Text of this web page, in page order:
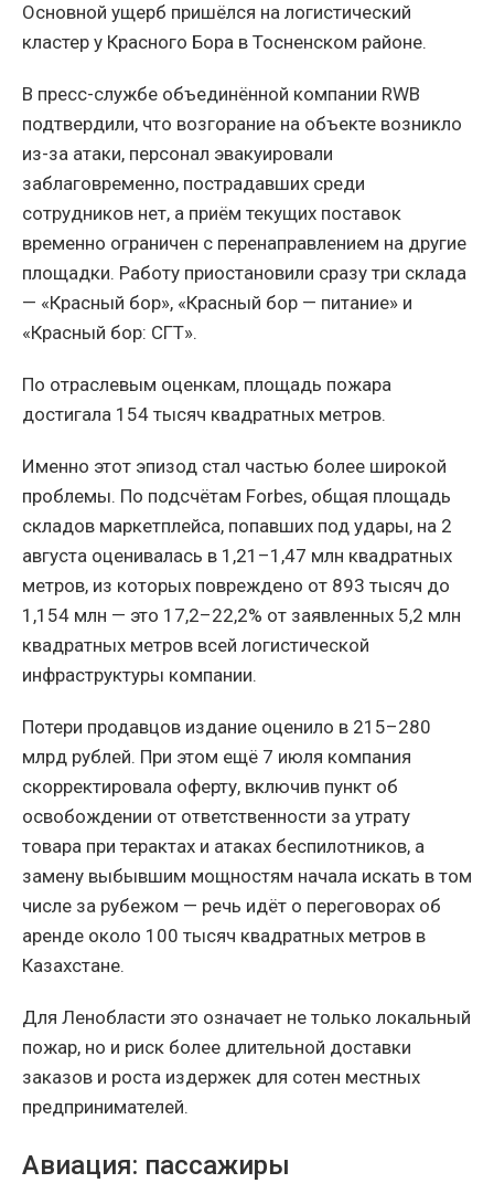
Основной ущерб пришёлся на логистический
кластер у Красного Бора в Тосненском районе.
В пресс-службе объединённой компании RWB
подтвердили, что возгорание на объекте возникло
из-за атаки, персонал эвакуировали
заблаговременно, пострадавших среди
сотрудников нет, а приём текущих поставок
временно ограничен с перенаправлением на другие
площадки. Работу приостановили сразу три склада
— «Красный бор», «Красный бор — питание» и
«Красный бор: СГТ».
По отраслевым оценкам, площадь пожара
достигала 154 тысяч квадратных метров.
Именно этот эпизод стал частью более широкой
проблемы. По подсчётам Forbes, общая площадь
складов маркетплейса, попавших под удары, на 2
августа оценивалась в 1,21–1,47 млн квадратных
метров, из которых повреждено от 893 тысяч до
1,154 млн — это 17,2–22,2% от заявленных 5,2 млн
квадратных метров всей логистической
инфраструктуры компании.
Потери продавцов издание оценило в 215–280
млрд рублей. При этом ещё 7 июля компания
скорректировала оферту, включив пункт об
освобождении от ответственности за утрату
товара при терактах и атаках беспилотников, а
замену выбывшим мощностям начала искать в том
числе за рубежом — речь идёт о переговорах об
аренде около 100 тысяч квадратных метров в
Казахстане.
Для Ленобласти это означает не только локальный
пожар, но и риск более длительной доставки
заказов и роста издержек для сотен местных
предпринимателей.
Авиация: пассажиры